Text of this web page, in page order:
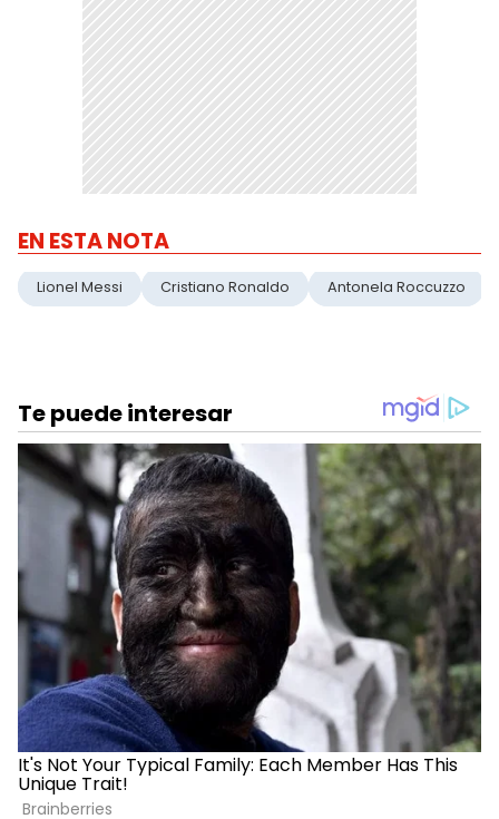
EN ESTA NOTA
Lionel Messi Cristiano Ronaldo Antonela Roccuzzo